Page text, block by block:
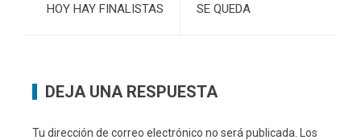
HOY HAY FINALISTAS
SE QUEDA
DEJA UNA RESPUESTA
Tu dirección de correo electrónico no será publicada.
Los